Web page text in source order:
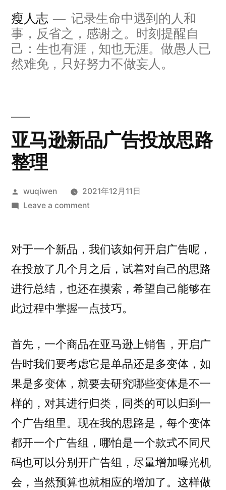
Skip
content
瘦人志
记录生命中遇到的人和
事，反省之，感谢之。时刻提醒自
己：生也有涯，知也无涯。做愚人已
然难免，只好努力不做妄人。
亚马逊新品广告投放思路
整理
Posted
by
wuqiwen
2021年12月11日
Leave a commenton
逊
新
品
广
告
思
路
理
对于一个新品，我们该如何开启广告呢，
在投放了几个月之后，试着对自己的思路
进行总结，也还在摸索，希望自己能够在
此过程中掌握一点技巧。
首先，一个商品在亚马逊上销售，开启广
告时我们要考虑它是单品还是多变体，如
果是多变体，就要去研究哪些变体是不一
样的，对其进行归类，同类的可以归到一
个广告组里。现在我的思路是，每个变体
都开一个广告组，哪怕是一个款式不同尺
码也可以分别开广告组，尽量增加曝光机
会，当然预算也就相应的增加了。这样做